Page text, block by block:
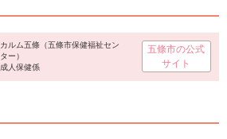
カルム五條（五條市保健福祉セン
ター）
成人保健係
五條市の公式
サイト